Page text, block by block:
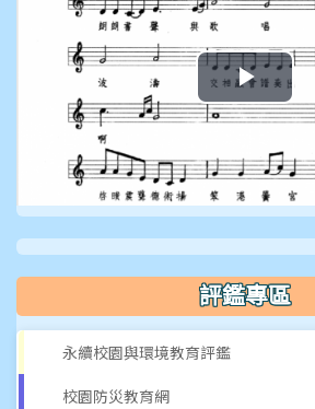
播
放
影
片
評鑑專區
永續校園與環境教育評鑑
校園防災教育網